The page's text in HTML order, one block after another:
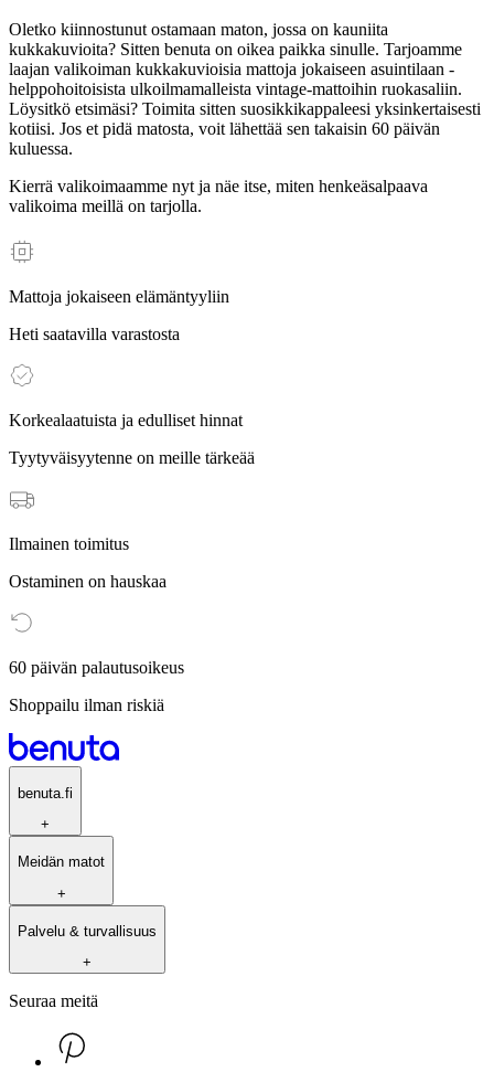
Oletko kiinnostunut ostamaan maton, jossa on kauniita
kukkakuvioita? Sitten benuta on oikea paikka sinulle. Tarjoamme
laajan valikoiman kukkakuvioisia mattoja jokaiseen asuintilaan -
helppohoitoisista ulkoilmamalleista vintage-mattoihin ruokasaliin.
Löysitkö etsimäsi? Toimita sitten suosikkikappaleesi yksinkertaisesti
kotiisi. Jos et pidä matosta, voit lähettää sen takaisin 60 päivän
kuluessa.
Kierrä valikoimaamme nyt ja näe itse, miten henkeäsalpaava
valikoima meillä on tarjolla.
Mattoja jokaiseen elämäntyyliin
Heti saatavilla varastosta
Korkealaatuista ja edulliset hinnat
Tyytyväisyytenne on meille tärkeää
Ilmainen toimitus
Ostaminen on hauskaa
60 päivän palautusoikeus
Shoppailu ilman riskiä
benuta.fi
+
Meidän matot
+
Palvelu & turvallisuus
+
Seuraa meitä